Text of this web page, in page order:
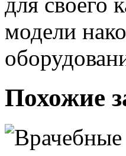
модели
Похожие